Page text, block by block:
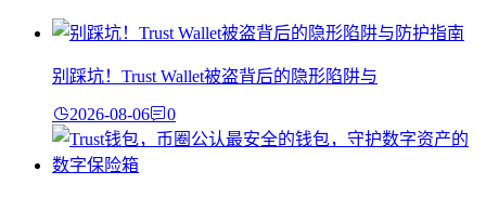
别踩坑！Trust Wallet被盗背后的隐形陷阱与
2026-08-06 0